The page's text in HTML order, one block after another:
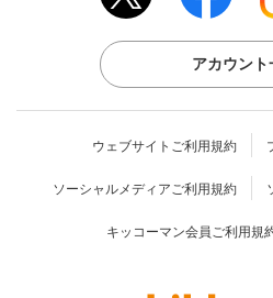
アカウント
ウェブサイトご利用規約
ソーシャルメディアご利用規約
キッコーマン会員ご利用規